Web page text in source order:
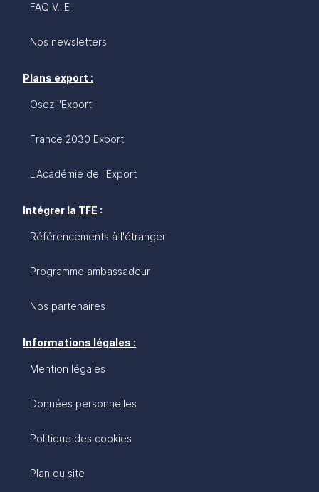
FAQ V.I.E
Nos newsletters
Plans export :
Osez l'Export
France 2030 Export
L'Académie de l'Export
Intégrer la TFE :
Référencements à l'étranger
Programme ambassadeur
Nos partenaires
Informations légales :
Mention légales
Données personnelles
Politique des cookies
Plan du site